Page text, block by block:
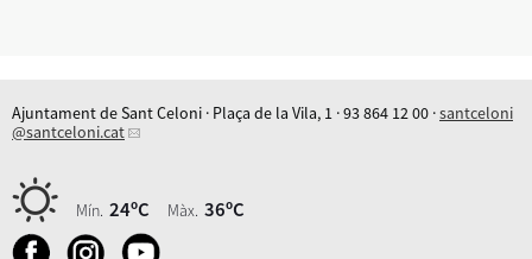
Ajuntament de Sant Celoni · Plaça de la Vila, 1 · 93 864 12 00 ·santceloni
@santceloni.cat
Mín. 24ºC Màx. 36ºC